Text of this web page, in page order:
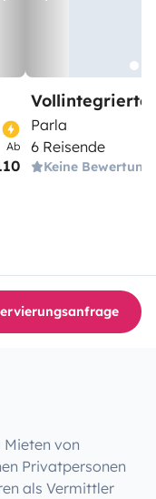
Ab
Parla
6 Reisende
Keine Bewertung
von
Privatpersonen
als Vermittler